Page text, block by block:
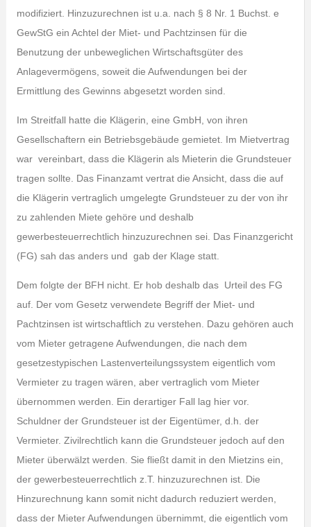
modifiziert. Hinzuzurechnen ist u.a. nach § 8 Nr. 1 Buchst. e
GewStG ein Achtel der Miet- und Pachtzinsen für die
Benutzung der unbeweglichen Wirtschaftsgüter des
Anlagevermögens, soweit die Aufwendungen bei der
Ermittlung des Gewinns abgesetzt worden sind.
Im Streitfall hatte die Klägerin, eine GmbH, von ihren
Gesellschaftern ein Betriebsgebäude gemietet. Im Mietvertrag
war vereinbart, dass die Klägerin als Mieterin die Grundsteuer
tragen sollte. Das Finanzamt vertrat die Ansicht, dass die auf
die Klägerin vertraglich umgelegte Grundsteuer zu der von ihr
zu zahlenden Miete gehöre und deshalb
gewerbesteuerrechtlich hinzuzurechnen sei. Das Finanzgericht
(FG) sah das anders und gab der Klage statt.
Dem folgte der BFH nicht. Er hob deshalb das Urteil des FG
auf. Der vom Gesetz verwendete Begriff der Miet- und
Pachtzinsen ist wirtschaftlich zu verstehen. Dazu gehören auch
vom Mieter getragene Aufwendungen, die nach dem
gesetzestypischen Lastenverteilungssystem eigentlich vom
Vermieter zu tragen wären, aber vertraglich vom Mieter
übernommen werden. Ein derartiger Fall lag hier vor.
Schuldner der Grundsteuer ist der Eigentümer, d.h. der
Vermieter. Zivilrechtlich kann die Grundsteuer jedoch auf den
Mieter überwälzt werden. Sie fließt damit in den Mietzins ein,
der gewerbesteuerrechtlich z.T. hinzuzurechnen ist. Die
Hinzurechnung kann somit nicht dadurch reduziert werden,
dass der Mieter Aufwendungen übernimmt, die eigentlich vom